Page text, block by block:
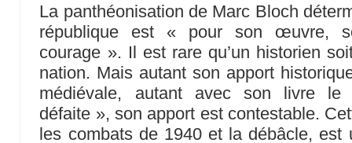
La panthéonisation de Marc Bloch
république est « pour son œuvre,
courage ». Il est rare qu’un historien
nation. Mais autant son apport
médiévale, autant avec son livre le
défaite », son apport est contestable.
les combats de 1940 et la débâcle, est